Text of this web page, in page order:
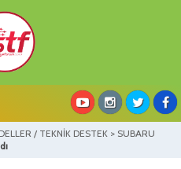
/ TEKNİK DESTEK > SUBARU